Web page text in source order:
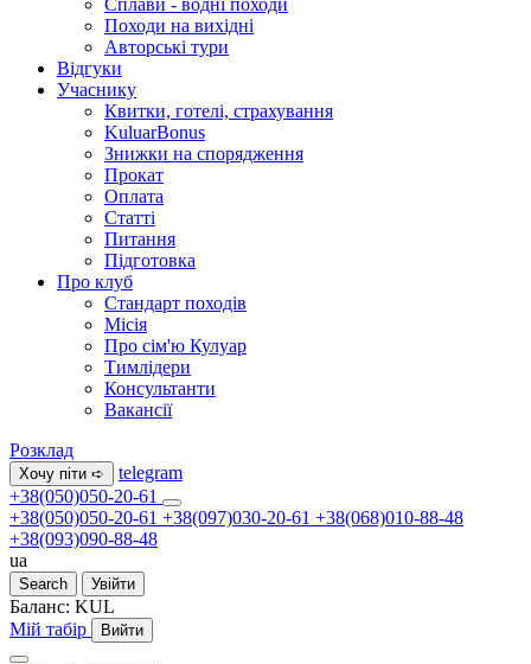
Сплави - водні походи
Походи на вихідні
Авторські тури
Відгуки
Учаснику
Квитки, готелі, страхування
KuluarBonus
Знижки на спорядження
Прокат
Оплата
Статті
Питання
Підготовка
Про клуб
Стандарт походів
Місія
Про сім'ю Кулуар
Тимлідери
Консультанти
Вакансії
Розклад
Хочу піти ➪
telegram
+38(050)050-20-61
+38(050)050-20-61 +38(097)030-20-61 +38(068)010-88-48
+38(093)090-88-48
ua
Search Увійти
Баланс: KUL
Мій табір
Вийти